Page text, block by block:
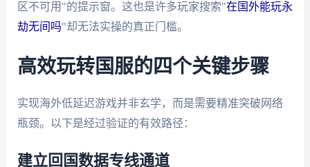
区不可用"的提示窗。这也是许多玩家搜索"在国外能玩永
劫无间吗"却无法实操的真正门槛。
高效玩转国服的四个关键步骤
实现海外低延迟游戏并非玄学，而是需要精准突破网络
瓶颈。以下是经过验证的有效路径：
建立回国数据专线通道